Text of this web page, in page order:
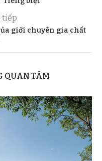
tiếp
giới chuyên gia chất
QUAN TÂM